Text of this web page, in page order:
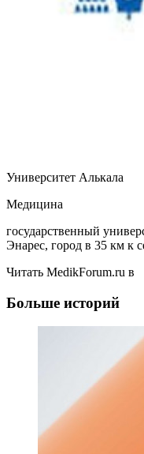
Университет Алькала
Медицина
государственный
Энарес, город в 35 км к
Читать MedikForum.ru в
Больше историй